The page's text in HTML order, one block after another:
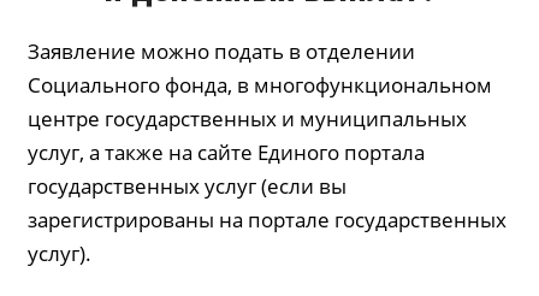
Заявление можно подать в отделении
Социального фонда, в многофункциональном
центре государственных и муниципальных
услуг, а также на сайте Единого портала
государственных услуг (если вы
зарегистрированы на портале государственных
услуг).